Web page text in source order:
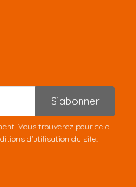
S’abonner
Vous trouverez pour cela
d'utilisation du site.